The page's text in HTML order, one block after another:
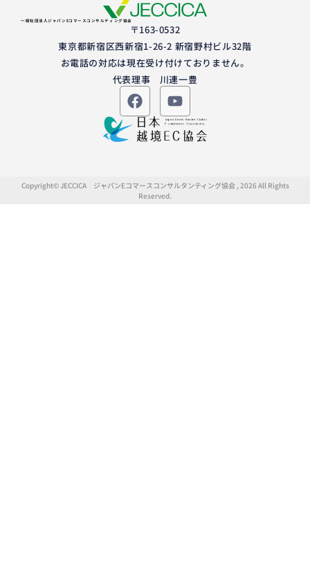
一般社団法人ジャパンEコマースコンサルティング協会
〒163-0532
東京都新宿区西新宿1-26-2 新宿野村ビル32階
お電話の対応は現在受け付けておりません。
代表理事 川連一豊
Copyright© JECCICA ジャパンEコマースコンサルタンティング協会 , 2026 All Rights
Reserved.